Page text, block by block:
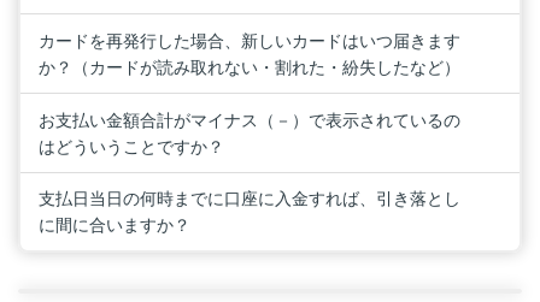
カードを再発行した場合、新しいカードはいつ届きます
か？（カードが読み取れない・割れた・紛失したなど）
お支払い金額合計がマイナス（－）で表示されているの
はどういうことですか？
支払日当日の何時までに口座に入金すれば、引き落とし
に間に合いますか？